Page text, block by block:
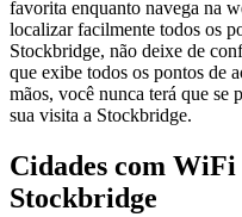
favorita enquanto navega na
localizar facilmente todos os
Stockbridge, não deixe de
que exibe todos os pontos de
mãos, você nunca terá que se
sua visita a Stockbridge.
Cidades com
Stockbridge